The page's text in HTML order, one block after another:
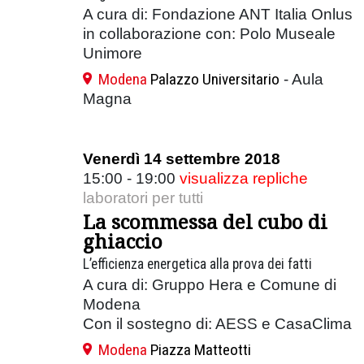
A cura di: Fondazione ANT Italia Onlus
in collaborazione con: Polo Museale
Unimore
Modena Palazzo Universitario - Aula
Magna
Venerdì 14 settembre 2018
15:00 - 19:00 visualizza repliche
laboratori per tutti
La scommessa del cubo di
ghiaccio
L’efficienza energetica alla prova dei fatti
A cura di: Gruppo Hera e Comune di
Modena
Con il sostegno di: AESS e CasaClima
Modena Piazza Matteotti